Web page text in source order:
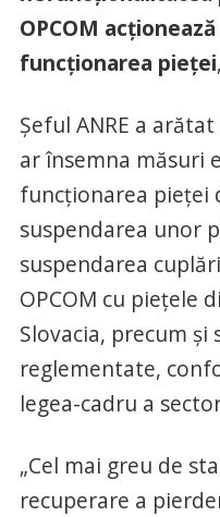
OPCOM
funcţionarea pieţei
Şeful ANRE a
ar însemna măsuri
funcţionarea pieţei
suspendarea unor
suspendarea
OPCOM cu pieţele
Slovacia, precum
reglementate,
legea-cadru a
„Cel mai greu de
recuperare a